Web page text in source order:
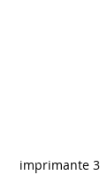
imprimante